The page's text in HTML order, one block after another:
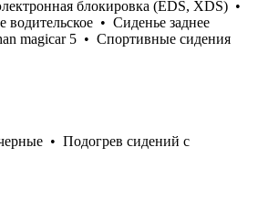
блокировка (EDS, XDS) •
• Сиденье заднее
magicar 5 • Спортивные сидения
• Подогрев сидений с